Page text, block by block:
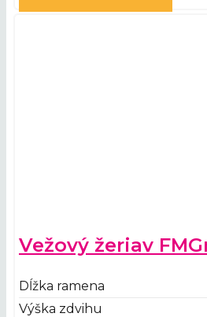
Vežový žeriav
Dĺžka ramena
Výška zdvihu